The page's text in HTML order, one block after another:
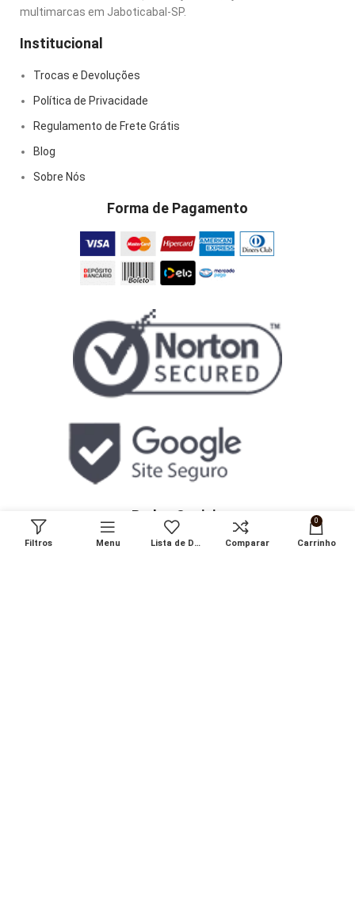
multimarcas em Jaboticabal-SP.
Institucional
Trocas e Devoluções
Política de Privacidade
Regulamento de Frete Grátis
Blog
Sobre Nós
Forma de Pagamento
Redes Sociais
Filtros Menu Lista de Desejos Comparar
0
Carrinho